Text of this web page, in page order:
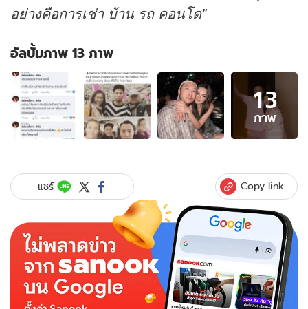
อย่างคือการเช่า บ้าน รถ คอนโด"
อัลบั้มภาพ 13 ภาพ
อัลบั้ม
ภาพ
ภาพ
ของ
สามี
เลิก
อริ
สรา"
13
ภาพ
แชร์ Copy link